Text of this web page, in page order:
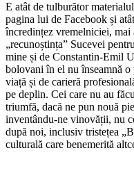
E atât de tulburător
pagina lui de Facebook și
încredințez vremelniciei, mai
„recunoștința” Sucevei
mine și de Constantin-Emil
bolovani în el nu înseamnă
viață și de carieră
pe deplin. Cei care nu au
triumfă, dacă ne pun nouă
inventându-ne vinovății, nu
după noi, inclusiv tristețea
culturală care benemerită